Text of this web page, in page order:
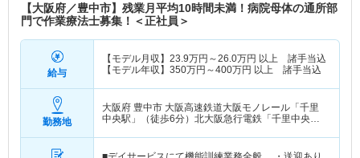
【大阪府／豊中市】残業月平均10時間未満！病院母体の通所部
門で作業療法士募集！＜正社員＞
給与
【モデル月収】 23.9万円～26.0万円 以上 諸手当込
【モデル年収】 350万円～400万円 以上 諸手当込
勤務地
大阪府 豊中市 大阪高速鉄道大阪モノレール「千里
中央駅」（徒歩6分）北大阪急行電鉄「千里中央